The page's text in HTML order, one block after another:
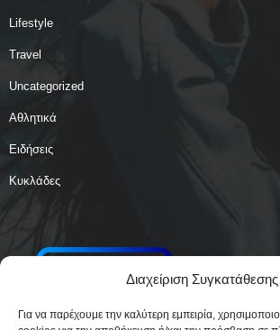
Διαχείριση Συγκατάθεσης
Για να παρέχουμε την καλύτερη εμπειρία,
Lifestyle
Travel
Uncategorized
Αθλητικά
Ειδήσεις
Κυκλάδες